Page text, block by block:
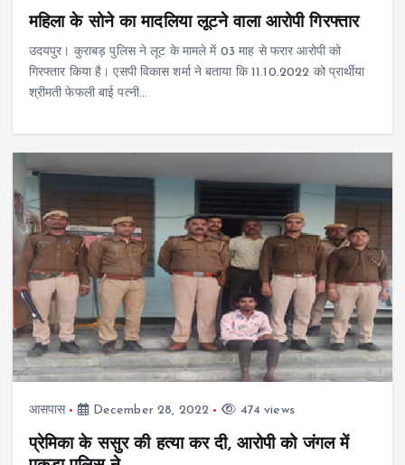
महिला के सोने का मादलिया लूटने वाला आरोपी गिरफ्तार
उदयपुर। कुराबड़ पुलिस ने लूट के मामले में 03 माह से फरार आरोपी को
गिरफ्तार किया है। एसपी विकास शर्मा ने बताया कि 11.10.2022 को प्रार्थीया
श्रीमती फेफली बाई पत्‍नी…
आसपास December 28, 2022 474 views
प्रेमिका के ससुर की हत्या कर दी, आरोपी को जंगल में